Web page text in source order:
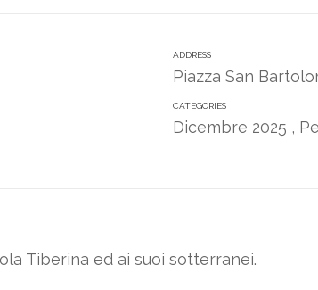
ADDRESS
Piazza San
CATEGORIES
Dicembre 2025 ,
Tiberina ed ai suoi sotterranei.